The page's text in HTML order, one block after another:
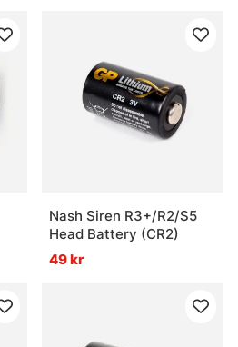
Nash Siren R3+/R2/S5
Head Battery (CR2)
49 kr